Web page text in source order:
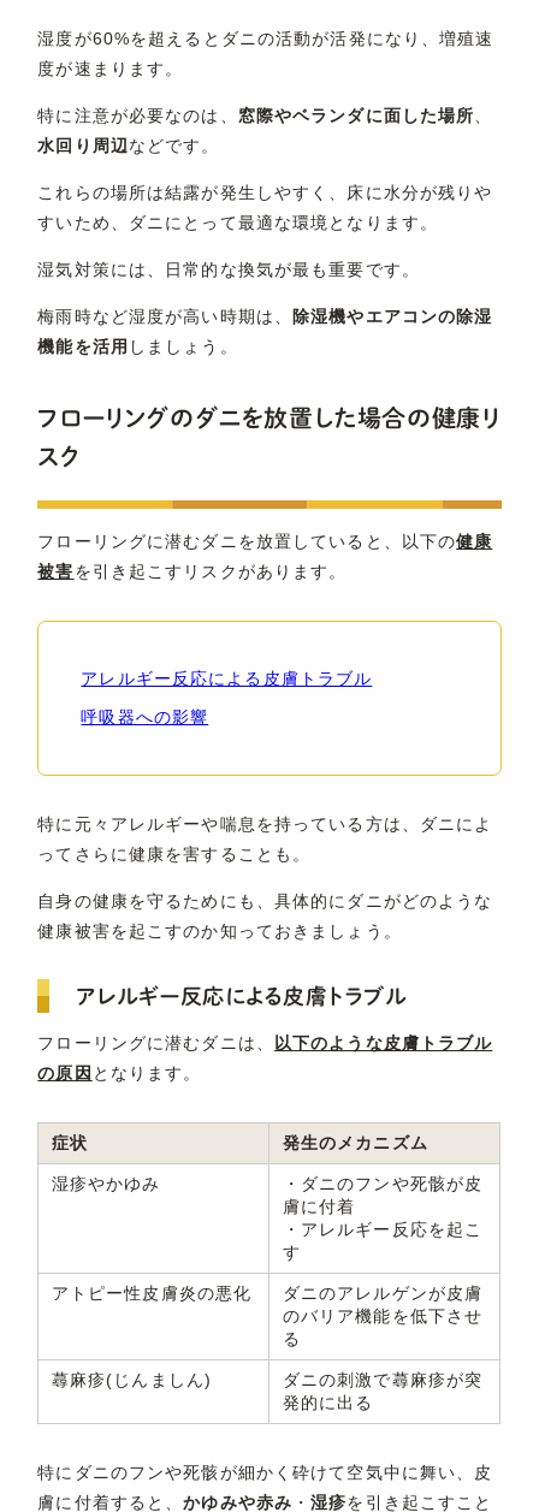
湿度が60%を超えるとダニの活動が活発になり、増殖速
度が速まります。
特に注意が必要なのは、 窓際やベランダに面した場所
水回り周辺 などです。
これらの場所は結露が発生しやすく、床に水分が残りや
すいため、ダニにとって最適な環境となります。
湿気対策には、日常的な換気が最も重要です。
梅雨時など湿度が高い時期は、
除湿機やエアコンの除湿
機能を活用 しましょう。
フローリングのダニを放置した場合の健康リ
スク
フローリングに潜むダニを放置していると、以下の健康
被害を引き起こすリスクがあります。
アレルギー反応による皮膚トラブル
呼吸器への影響
特に元々アレルギーや喘息を持っている方は、ダニによ
ってさらに健康を害することも。
自身の健康を守るためにも、具体的にダニがどのような
健康被害を起こすのか知っておきましょう。
アレルギー反応による皮膚トラブル
フローリングに潜むダニは、 以下のような皮膚トラブル
の原因 となります。
症状 発生のメカニズム
湿疹やかゆみ
・ダニのフンや死骸が皮
膚に付着
・アレルギー反応を起こ
す
アトピー性皮膚炎の悪化
ダニのアレルゲンが皮膚
のバリア機能を低下させ
る
蕁麻疹(じんましん)
ダニの刺激で蕁麻疹が突
発的に出る
特にダニのフンや死骸が細かく砕けて空気中に舞い、皮
膚に付着すると、かゆみや赤み ・湿疹を引き起こすこと